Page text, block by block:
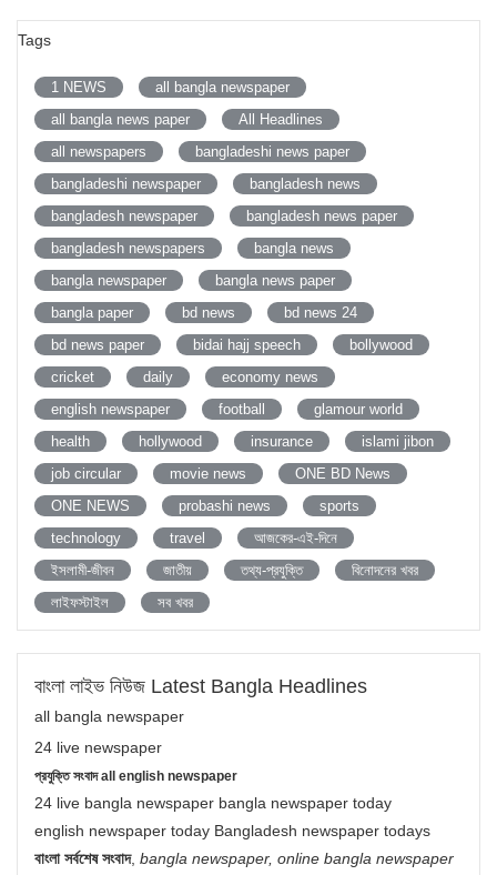
Tags
1 NEWS
all bangla newspaper
all bangla news paper
All Headlines
all newspapers
bangladeshi news paper
bangladeshi newspaper
bangladesh news
bangladesh newspaper
bangladesh news paper
bangladesh newspapers
bangla news
bangla newspaper
bangla news paper
bangla paper
bd news
bd news 24
bd news paper
bidai hajj speech
bollywood
cricket
daily
economy news
english newspaper
football
glamour world
health
hollywood insurance
islami jibon
job circular
movie news
ONE BD News
ONE NEWS
probashi news
sports
technology
travel
আজকের-এই-দিনে
ইসলামী-জীবন
জাতীয় তথ্য-প্রযুক্তি
বিনোদনের খবর
লাইফস্টাইল
সব খবর
বাংলা লাইভ নিউজ Latest Bangla Headlines
all bangla newspaper
24 live newspaper
প্রযুক্তি সংবাদ all english newspaper
24 live bangla newspaper bangla newspaper today
english newspaper today Bangladesh newspaper todays
বাংলা সর্বশেষ সংবাদ, bangla newspaper, online bangla newspaper